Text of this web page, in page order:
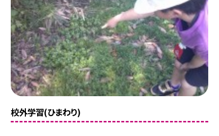
校外学習(ひまわり)